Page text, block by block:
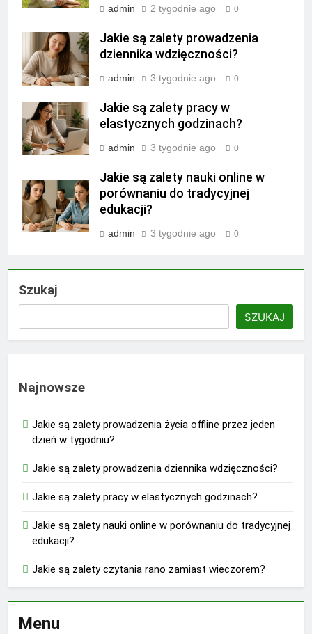
admin 2 tygodnie ago 0
Jakie są zalety prowadzenia
dziennika wdzięczności?
admin 3 tygodnie ago 0
Jakie są zalety pracy w
elastycznych godzinach?
admin 3 tygodnie ago 0
Jakie są zalety nauki online w
porównaniu do tradycyjnej
edukacji?
admin 3 tygodnie ago 0
Szukaj
SZUKAJ
Najnowsze
Jakie są zalety prowadzenia życia offline przez jeden
dzień w tygodniu?
Jakie są zalety prowadzenia dziennika wdzięczności?
Jakie są zalety pracy w elastycznych godzinach?
Jakie są zalety nauki online w porównaniu do tradycyjnej
edukacji?
Jakie są zalety czytania rano zamiast wieczorem?
Menu